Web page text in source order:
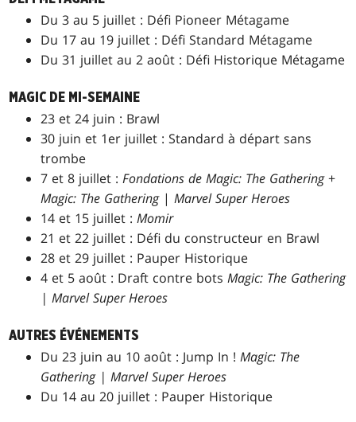
Du 3 au 5 juillet : Défi Pioneer Métagame
Du 17 au 19 juillet : Défi Standard Métagame
Du 31 juillet au 2 août : Défi Historique Métagame
MAGIC DE MI-SEMAINE
23 et 24 juin : Brawl
30 juin et 1er juillet : Standard à départ sans
trombe
7 et 8 juillet :Fondations de Magic: The Gathering+
Magic: The Gathering|Marvel Super Heroes
14 et 15 juillet :Momir
21 et 22 juillet : Défi du constructeur en Brawl
28 et 29 juillet : Pauper Historique
4 et 5 août : Draft contre botsMagic: The Gathering
| Marvel Super Heroes
AUTRES ÉVÉNEMENTS
Du 23 juin au 10 août : Jump In !Magic: The
Gathering | Marvel Super Heroes
Du 14 au 20 juillet : Pauper Historique